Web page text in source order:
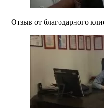
Отзыв от благодарного